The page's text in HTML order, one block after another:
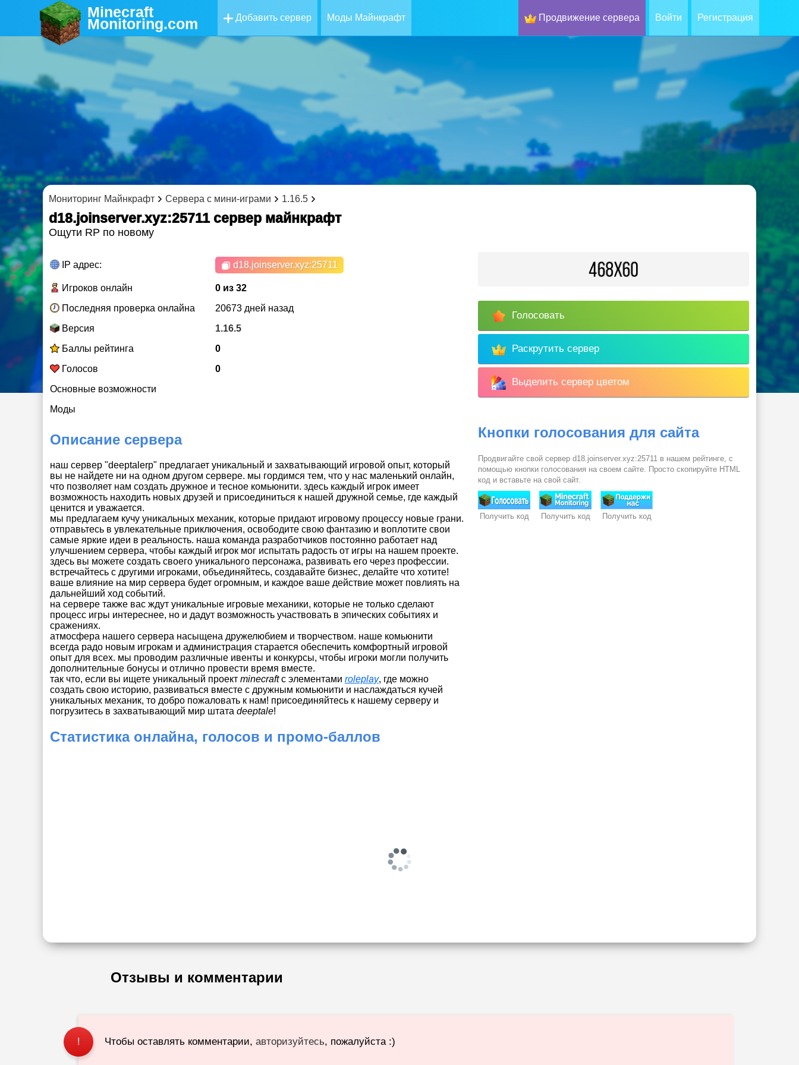
Minecraft
Monitoring.com Добавить сервер Моды Майнкрафт Продвижение сервера Войти Регистрация
Мониторинг Майнкрафт Сервера с мини-играми 1.16.5
d18.joinserver.xyz:25711 cервер майнкрафт
Ощути RP по новому
IP адрес: d18.joinserver.xyz:25711
Игроков онлайн
0 из 32
Последняя проверка онлайна
20673 дней назад
Версия
1.16.5
Баллы рейтинга
0
Голосов
0
Основные возможности
Моды
Описание сервера
наш сервер "deeptalerp" предлагает уникальный и захватывающий игровой опыт, который
вы не найдете ни на одном другом сервере. мы гордимся тем, что у нас маленький онлайн,
что позволяет нам создать дружное и тесное комьюнити. здесь каждый игрок имеет
возможность находить новых друзей и присоединиться к нашей дружной семье, где каждый
ценится и уважается.
мы предлагаем кучу уникальных механик, которые придают игровому процессу новые грани.
отправьтесь в увлекательные приключения, освободите свою фантазию и воплотите свои
самые яркие идеи в реальность. наша команда разработчиков постоянно работает над
улучшением сервера, чтобы каждый игрок мог испытать радость от игры на нашем проекте.
здесь вы можете создать своего уникального персонажа, развивать его через профессии.
встречайтесь с другими игроками, объединяйтесь, создавайте бизнес, делайте что хотите!
ваше влияние на мир сервера будет огромным, и каждое ваше действие может повлиять на
дальнейший ход событий.
на сервере также вас ждут уникальные игровые механики, которые не только сделают
процесс игры интереснее, но и дадут возможность участвовать в эпических событиях и
сражениях.
атмосфера нашего сервера насыщена дружелюбием и творчеством. наше комьюнити
всегда радо новым игрокам и администрация старается обеспечить комфортный игровой
опыт для всех. мы проводим различные ивенты и конкурсы, чтобы игроки могли получить
дополнительные бонусы и отлично провести время вместе.
так что, если вы ищете уникальный проект minecraftс элементами roleplay, где можно
создать свою историю, развиваться вместе с дружным комьюнити и наслаждаться кучей
уникальных механик, то добро пожаловать к нам! присоединяйтесь к нашему серверу и
погрузитесь в захватывающий мир штата deeptale!
Статистика онлайна, голосов и промо-баллов
Голосовать
Раскрутить сервер
Выделить сервер цветом
Кнопки голосования для сайта
Продвигайте свой сервер d18.joinserver.xyz:25711 в нашем рейтинге, с
помощью кнопки голосования на своем сайте. Просто скопируйте HTML
код и вставьте на свой сайт.
Получить код Получить код Получить код
Отзывы и комментарии
! Чтобы оставлять комментарии,авторизуйтесь, пожалуйста :)